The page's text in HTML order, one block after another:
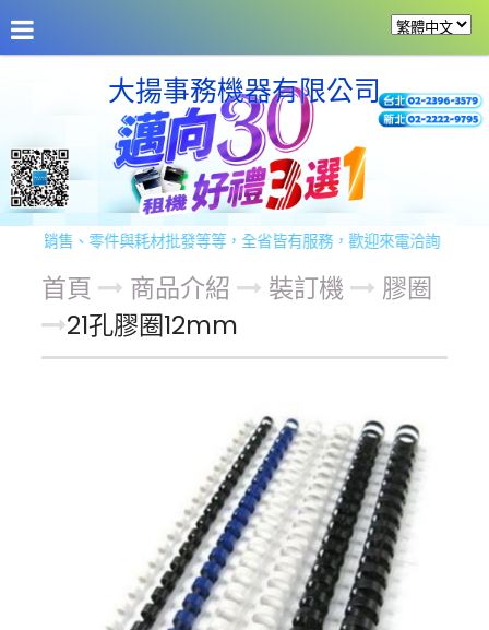
大揚事務機器有限公司
鈔機銷售、零件與耗材批發等等，全省皆有服務，歡迎來電洽詢！
首頁 商品介紹 裝訂機
膠圈
21孔膠圈12mm